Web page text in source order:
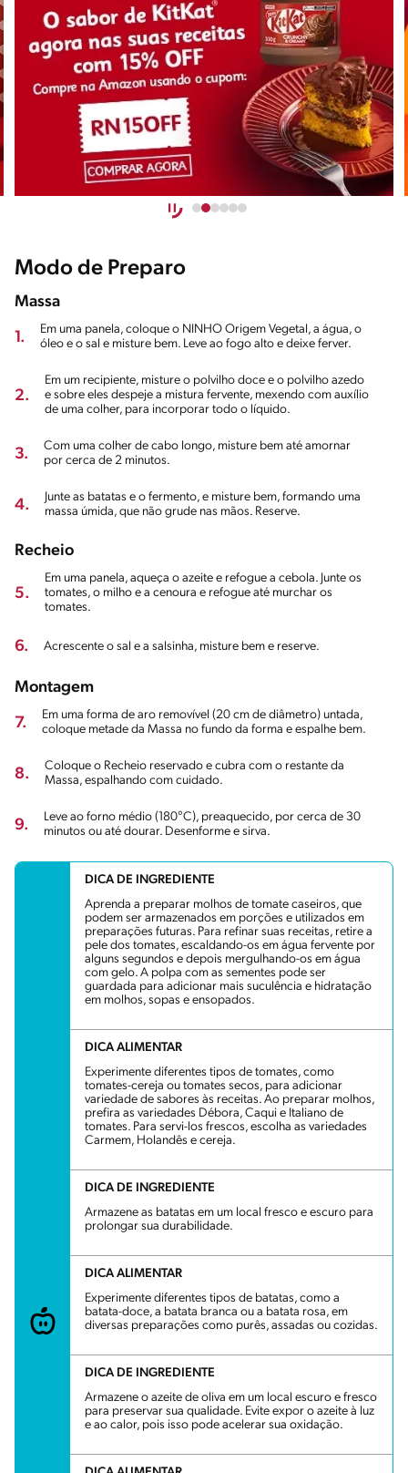
Modo de Preparo
Massa
1.
Em uma panela, coloque o NINHO Origem Vegetal, a água, o
óleo e o sal e misture bem. Leve ao fogo alto e deixe ferver.
2.
Em um recipiente, misture o polvilho doce e o polvilho azedo
e sobre eles despeje a mistura fervente, mexendo com auxílio
de uma colher, para incorporar todo o líquido.
3.
Com uma colher de cabo longo, misture bem até amornar
por cerca de 2 minutos.
4.
Junte as batatas e o fermento, e misture bem, formando uma
massa úmida, que não grude nas mãos. Reserve.
Recheio
5.
Em uma panela, aqueça o azeite e refogue a cebola. Junte os
tomates, o milho e a cenoura e refogue até murchar os
tomates.
6. Acrescente o sal e a salsinha, misture bem e reserve.
Montagem
7.
Em uma forma de aro removível (20 cm de diâmetro) untada,
coloque metade da Massa no fundo da forma e espalhe bem.
8.
Coloque o Recheio reservado e cubra com o restante da
Massa, espalhando com cuidado.
9.
Leve ao forno médio (180°C), preaquecido, por cerca de 30
minutos ou até dourar. Desenforme e sirva.
DICA DE INGREDIENTE
Aprenda a preparar molhos de tomate caseiros, que
podem ser armazenados em porções e utilizados em
preparações futuras. Para refinar suas receitas, retire a
pele dos tomates, escaldando-os em água fervente por
alguns segundos e depois mergulhando-os em água
com gelo. A polpa com as sementes pode ser
guardada para adicionar mais suculência e hidratação
em molhos, sopas e ensopados.
DICA ALIMENTAR
Experimente diferentes tipos de tomates, como
tomates-cereja ou tomates secos, para adicionar
variedade de sabores às receitas. Ao preparar molhos,
prefira as variedades Débora, Caqui e Italiano de
tomates. Para servi-los frescos, escolha as variedades
Carmem, Holandês e cereja.
DICA DE INGREDIENTE
Armazene as batatas em um local fresco e escuro para
prolongar sua durabilidade.
DICA ALIMENTAR
Experimente diferentes tipos de batatas, como a
batata-doce, a batata branca ou a batata rosa, em
diversas preparações como purês, assadas ou cozidas.
DICA DE INGREDIENTE
Armazene o azeite de oliva em um local escuro e fresco
para preservar sua qualidade. Evite expor o azeite à luz
e ao calor, pois isso pode acelerar sua oxidação.